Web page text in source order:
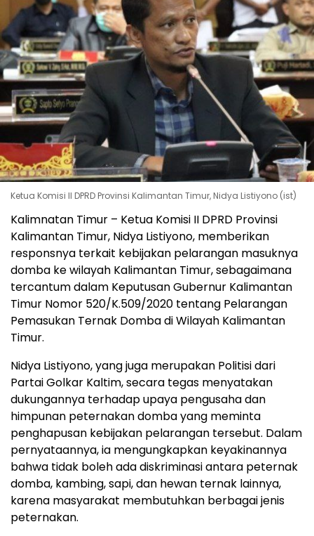
Ketua Komisi II DPRD Provinsi Kalimantan Timur, Nidya Listiyono (ist)
Kalimnatan Timur – Ketua Komisi II DPRD Provinsi
Kalimantan Timur, Nidya Listiyono, memberikan
responsnya terkait kebijakan pelarangan masuknya
domba ke wilayah Kalimantan Timur, sebagaimana
tercantum dalam Keputusan Gubernur Kalimantan
Timur Nomor 520/K.509/2020 tentang Pelarangan
Pemasukan Ternak Domba di Wilayah Kalimantan
Timur.
Nidya Listiyono, yang juga merupakan Politisi dari
Partai Golkar Kaltim, secara tegas menyatakan
dukungannya terhadap upaya pengusaha dan
himpunan peternakan domba yang meminta
penghapusan kebijakan pelarangan tersebut. Dalam
pernyataannya, ia mengungkapkan keyakinannya
bahwa tidak boleh ada diskriminasi antara peternak
domba, kambing, sapi, dan hewan ternak lainnya,
karena masyarakat membutuhkan berbagai jenis
peternakan.